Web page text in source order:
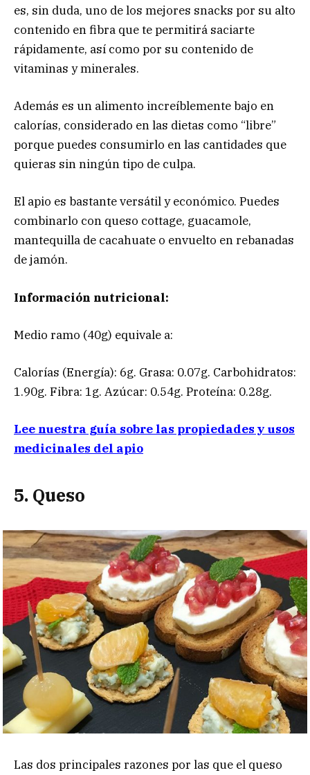
es, sin duda, uno de los mejores snacks por su alto
contenido en fibra que te permitirá saciarte
rápidamente, así como por su contenido de
vitaminas y minerales.
Además es un alimento increíblemente bajo en
calorías, considerado en las dietas como “libre”
porque puedes consumirlo en las cantidades que
quieras sin ningún tipo de culpa.
El apio es bastante versátil y económico. Puedes
combinarlo con queso cottage, guacamole,
mantequilla de cacahuate o envuelto en rebanadas
de jamón.
Información nutricional:
Medio ramo (40g) equivale a:
Calorías (Energía): 6g. Grasa: 0.07g. Carbohidratos:
1.90g. Fibra: 1g. Azúcar: 0.54g. Proteína: 0.28g.
Lee nuestra guía sobre las propiedades y usos
medicinales del apio
5. Queso
Las dos principales razones por las que el queso